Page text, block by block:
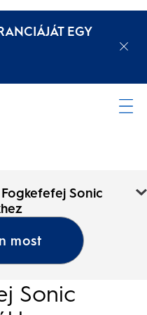
EGY
Sonic
most
Clean
Sonic